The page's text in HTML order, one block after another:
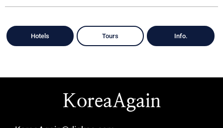
Hotels Tours Info.
KoreaAgain